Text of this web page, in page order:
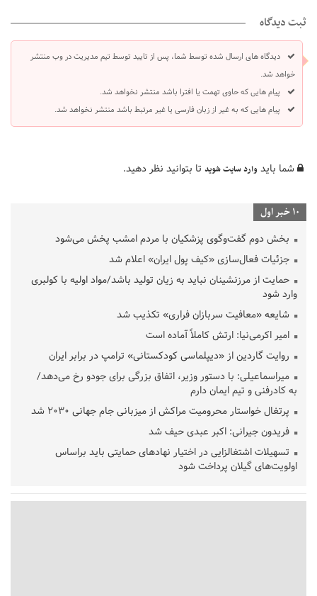
ثبت دیدگاه
دیدگاه های ارسال شده توسط شما، پس از تایید توسط تیم مدیریت در وب منتشر
خواهد شد.
پیام هایی که حاوی تهمت یا افترا باشد منتشر نخواهد شد.
پیام هایی که به غیر از زبان فارسی یا غیر مرتبط باشد منتشر نخواهد شد.
شما باید وارد سایت شوید تا بتوانید نظر دهید.
10 خبر اول
بخش دوم گفت‌وگوی پزشکیان با مردم امشب پخش می‌شود
جزئیات فعال‌سازی «کیف پول ایران» اعلام شد
حمایت از مرزنشینان نباید به زیان تولید باشد/مواد اولیه با کولبری
وارد شود
شایعه «معافیت سربازان فراری» تکذیب شد
امیر اکرمی‌نیا: ارتش کاملاً آماده است
روایت گاردین از «دیپلماسی کودکستانی» ترامپ در برابر ایران
میراسماعیلی: با دستور وزیر، اتفاق بزرگی برای جودو رخ می‌دهد/
به کادرفنی و تیم ایمان دارم
پرتغال خواستار محرومیت مراکش از میزبانی جام جهانی ۲۰۳۰ شد
فریدون جیرانی: اکبر عبدی حیف شد
تسهیلات اشتغالزایی در اختیار نهادهای حمایتی باید براساس
اولویت‌های گیلان پرداخت شود
قلعه‌نویی مشخص شد